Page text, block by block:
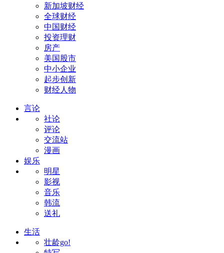
新加坡财经
全球财经
中国财经
投资理财
房产
美国股市
中小企业
起步创新
财经人物
言论
社论
评论
交流站
漫画
娱乐
明星
影视
音乐
韩流
送礼
生活
壮龄go!